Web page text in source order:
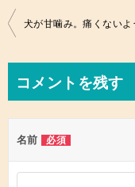
投
ビ
ゲ
ー
シ
コメントを残す
名前 必須